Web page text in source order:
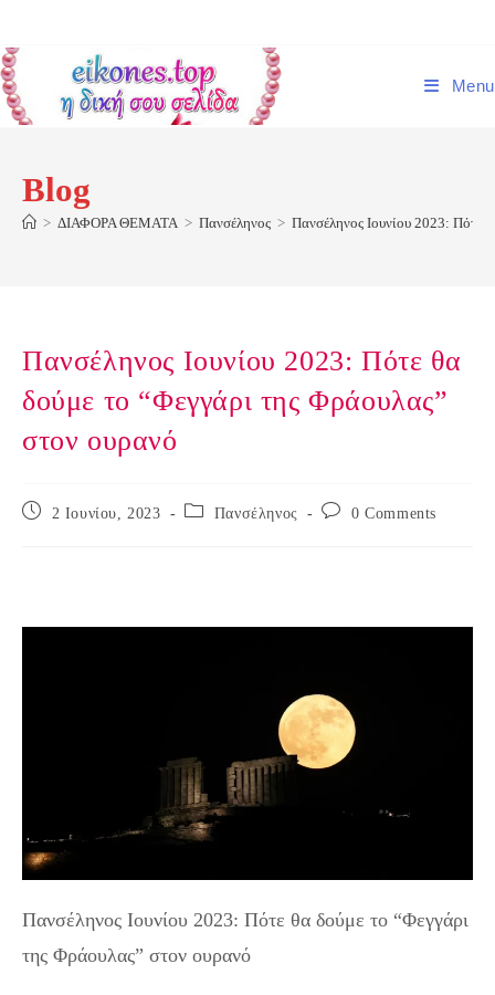
content
Menu
Blog
> ΔΙΑΦΟΡΑ ΘΕΜΑΤΑ > Πανσέληνος > Πανσέληνος Ιουνίου 2023: Πότε
Πανσέληνος Ιουνίου 2023: Πότε θα
δούμε το “Φεγγάρι της Φράουλας”
στον ουρανό
Post
2 Ιουνίου, 2023
Post Πανσέληνος
Post 0 Comments
Πανσέληνος Ιουνίου 2023: Πότε θα δούμε το “Φεγγάρι
της Φράουλας” στον ουρανό